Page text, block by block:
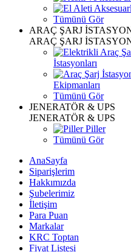
Tümünü Gör
ARAÇ ŞARJ
ARAÇ ŞARJ
İstasyonları
Ekipmanları
Tümünü Gör
JENERATÖR & UPS
JENERATÖR & UPS
Piller
Tümünü Gör
AnaSayfa
Siparişlerim
Hakkımızda
Şubelerimiz
İletişim
Para Puan
Markalar
KRC Toptan
Fiyat Listesi